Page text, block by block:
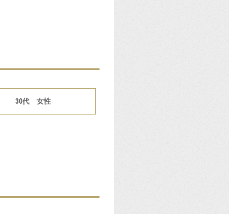
30代 女性